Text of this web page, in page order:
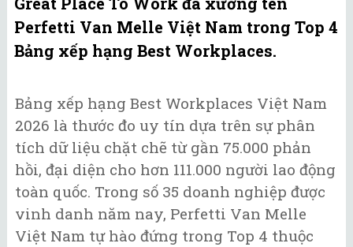
Perfetti Van Melle Việt Nam trong Top 4
Bảng xếp hạng Best Workplaces.
Bảng xếp hạng Best Workplaces Việt Nam
2026 là thước đo uy tín dựa trên sự phân
tích dữ liệu chặt chẽ từ gần 75.000 phản
hồi, đại diện cho hơn 111.000 người lao động
toàn quốc. Trong số 35 doanh nghiệp được
vinh danh năm nay, Perfetti Van Melle
Việt Nam tự hào đứng trong Top 4 thuộc